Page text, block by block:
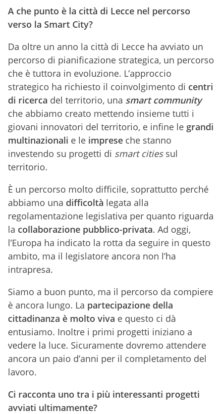
A che punto è la città di Lecce nel percorso
verso la Smart City?
Da oltre un anno la città di Lecce ha avviato un
percorso di pianificazione strategica, un percorso
che è tuttora in evoluzione. L’approccio
strategico ha richiesto il coinvolgimento di centri
di ricerca del territorio, una smart community
che abbiamo creato mettendo insieme tutti i
giovani innovatori del territorio, e infine le grandi
multinazionali e le imprese che stanno
investendo su progetti di smart citiessul
territorio.
È un percorso molto difficile, soprattutto perché
abbiamo una difficoltà legata alla
regolamentazione legislativa per quanto riguarda
la collaborazione pubblico-privata. Ad oggi,
l’Europa ha indicato la rotta da seguire in questo
ambito, ma il legislatore ancora non l’ha
intrapresa.
Siamo a buon punto, ma il percorso da compiere
è ancora lungo. La partecipazione della
cittadinanza è molto viva e questo ci dà
entusiamo. Inoltre i primi progetti iniziano a
vedere la luce. Sicuramente dovremo attendere
ancora un paio d’anni per il completamento del
lavoro.
Ci racconta uno tra i più interessanti progetti
avviati ultimamente?